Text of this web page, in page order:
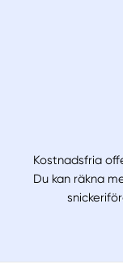
Kostnadsfria
Du kan räkna